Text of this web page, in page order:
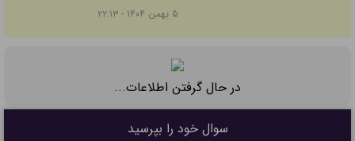
۵ بهمن ۱۴۰۴ - ۲۲:۱۳
در حال گرفتن اطلاعات...
سوال خود را بپرسید